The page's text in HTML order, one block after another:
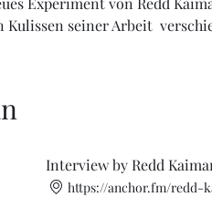
seiner Arbeit
Interview by Redd
https://anchor.fm/redd-